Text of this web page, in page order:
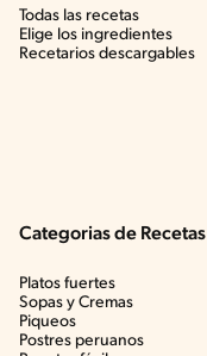
Todas las recetas
Elige los ingredientes
Recetarios descargables
Categorias de Recetas
Platos fuertes
Sopas y Cremas
Piqueos
Postres peruanos